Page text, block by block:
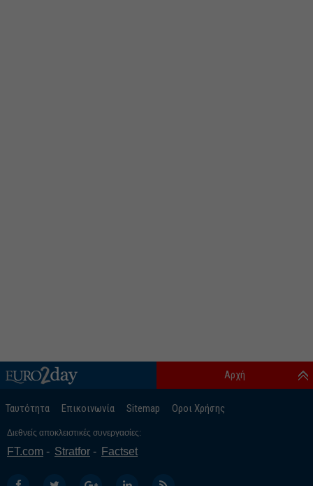
Ταυτότητα Επικοινωνία Sitemap Οροι Χρήσης
Αρχή
Διεθνείς αποκλειστικές συνεργασίες:
FT.com Stratfor Factset